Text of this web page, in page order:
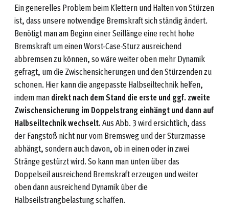
Ein generelles Problem beim Klettern und Halten von Stürzen
ist, dass unsere notwendige Bremskraft sich ständig ändert.
Benötigt man am Beginn einer Seillänge eine recht hohe
Bremskraft um einen Worst-Case-Sturz ausreichend
abbremsen zu können, so wäre weiter oben mehr Dynamik
gefragt, um die Zwischensicherungen und den Stürzenden zu
schonen. Hier kann die angepasste Halbseiltechnik helfen,
indem mandirekt nach dem Stand die erste und ggf. zweite
Zwischensicherung im Doppelstrang einhängt und dann auf
Halbseiltechnik wechselt.Aus Abb. 3 wird ersichtlich, dass
der Fangstoß nicht nur vom Bremsweg und der Sturzmasse
abhängt, sondern auch davon, ob in einen oder in zwei
Stränge gestürzt wird. So kann man unten über das
Doppelseil ausreichend Bremskraft erzeugen und weiter
oben dann ausreichend Dynamik über die
Halbseilstrangbelastung schaffen.